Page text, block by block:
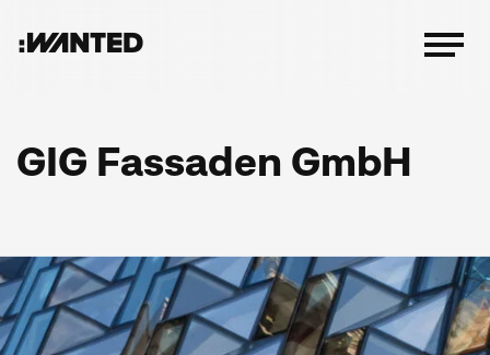
:WANTED
Menü
GIG Fassaden GmbH